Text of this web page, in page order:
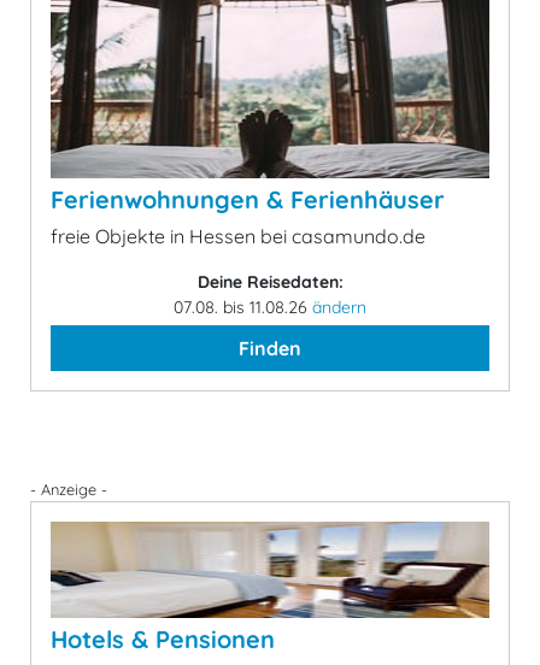
Ferienwohnungen & Ferienhäuser
freie Objekte in Hessen bei casamundo.de
Deine Reisedaten:
07.08. bis 11.08.26 ändern
Finden
- Anzeige -
Hotels & Pensionen